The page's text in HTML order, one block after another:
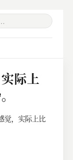
际上
觉，实际上比